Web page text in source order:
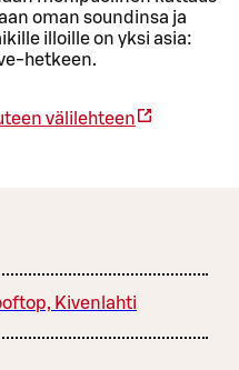
oman soundinsa ja
illoille on yksi asia:
hetkeen.
välilehteen
Kivenlahti